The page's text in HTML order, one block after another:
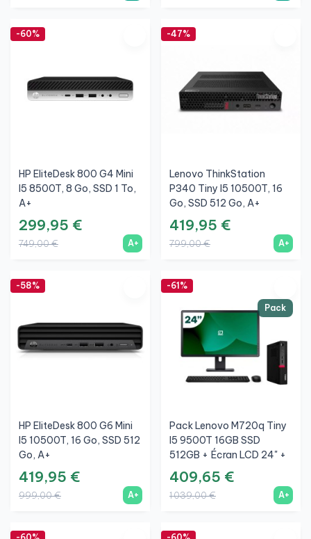
-60%
HP EliteDesk 800 G4 Mini
I5 8500T, 8 Go, SSD 1 To,
A+
299,95 €
749,00 € A+
-47%
Lenovo ThinkStation
P340 Tiny I5 10500T, 16
Go, SSD 512 Go, A+
419,95 €
799,00 € A+
-58%
HP EliteDesk 800 G6 Mini
I5 10500T, 16 Go, SSD 512
Go, A+
419,95 €
999,00 € A+
Pack
-61%
Pack Lenovo M720q Tiny
I5 9500T 16GB SSD
512GB + Écran LCD 24" +
Clavier Et Souris Sans Fil +
WiFi
409,65 €
1 039,00 € A+